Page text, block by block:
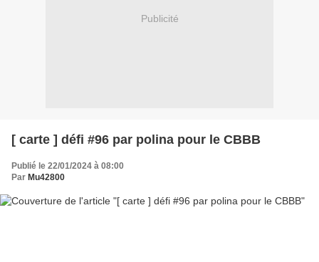
Publicité
[ carte ] défi #96 par polina pour le CBBB
Publié le 22/01/2024 à 08:00
Par Mu42800